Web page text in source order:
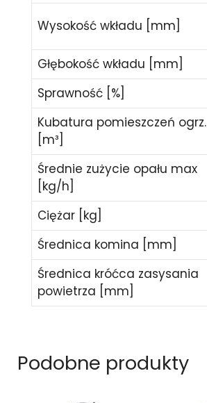
Wysokość wkładu [mm]
Głębokość wkładu [mm]
Sprawność [%]
Kubatura pomieszczeń ogrz.
[m³]
Średnie zużycie opału max
[kg/h]
Ciężar [kg]
Średnica komina [mm]
Średnica króćca zasysania
powietrza [mm]
Podobne produkty